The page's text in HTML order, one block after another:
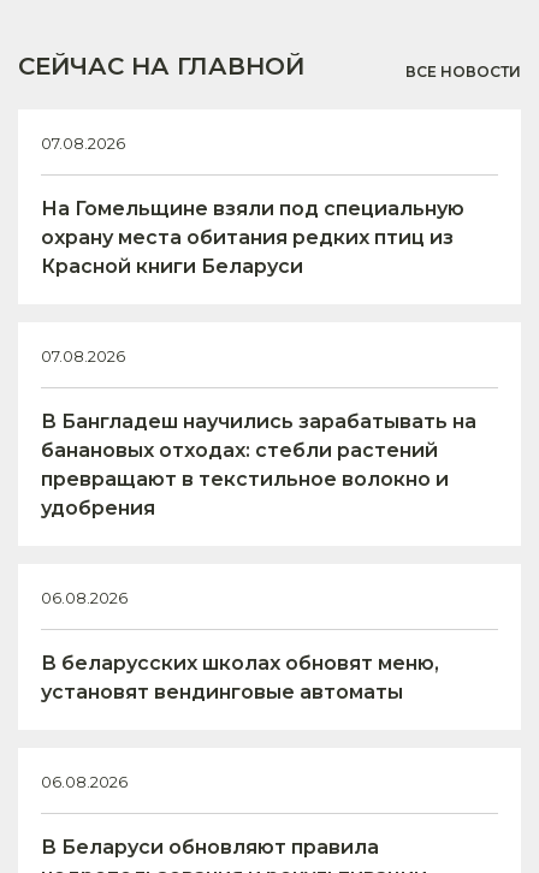
СЕЙЧАС НА ГЛАВНОЙ ВСЕ НОВОСТИ
07.08.2026
На Гомельщине взяли под специальную
охрану места обитания редких птиц из
Красной книги Беларуси
07.08.2026
В Бангладеш научились зарабатывать на
банановых отходах: стебли растений
превращают в текстильное волокно и
удобрения
06.08.2026
В беларусских школах обновят меню,
установят вендинговые автоматы
06.08.2026
В Беларуси обновляют правила